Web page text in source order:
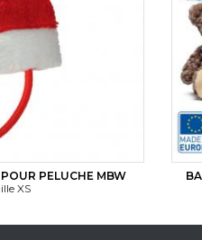
PELUCHE MBW
XS